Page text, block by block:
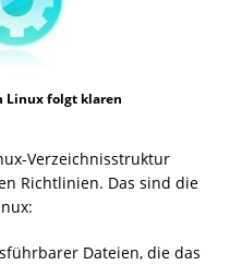
Linux folgt klaren
Verzeichnisstruktur
Richtlinien. Das sind die
Dateien, die das